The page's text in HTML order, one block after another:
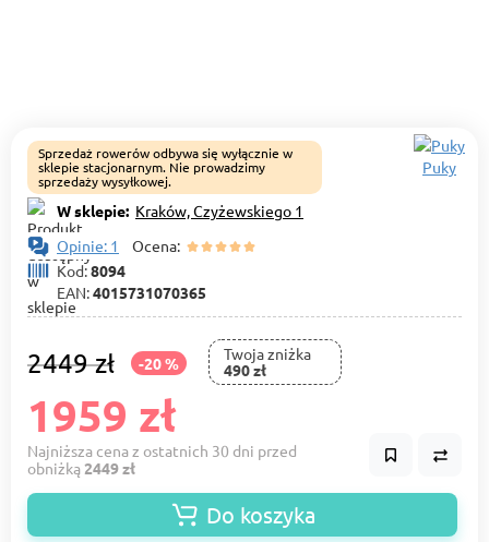
Sprzedaż rowerów odbywa się wyłącznie w
sklepie stacjonarnym. Nie prowadzimy
sprzedaży wysyłkowej.
W sklepie: Kraków, Czyżewskiego 1
Opinie: 1
Ocena:
Kod:8094
EAN:4015731070365
Puky
2449 zł -20 %
Twoja zniżka
490 zł
1959 zł
Najniższa cena z ostatnich 30 dni przed
obniżką2449 zł
Do koszyka